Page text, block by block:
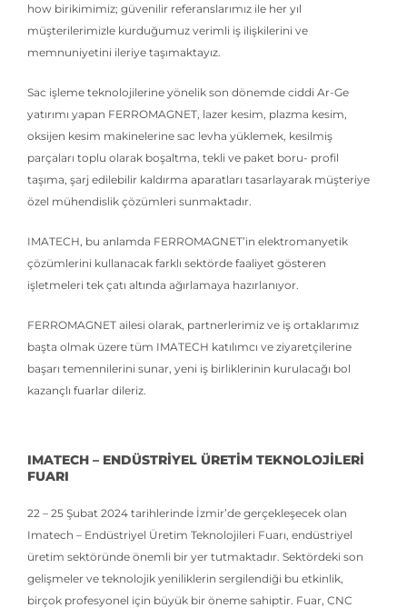
how birikimimiz; güvenilir referanslarımız ile her yıl
müşterilerimizle kurduğumuz verimli iş ilişkilerini ve
memnuniyetini ileriye taşımaktayız.
Sac işleme teknolojilerine yönelik son dönemde ciddi Ar-Ge
yatırımı yapan FERROMAGNET, lazer kesim, plazma kesim,
oksijen kesim makinelerine sac levha yüklemek, kesilmiş
parçaları toplu olarak boşaltma, tekli ve paket boru- profil
taşıma, şarj edilebilir kaldırma aparatları tasarlayarak müşteriye
özel mühendislik çözümleri sunmaktadır.
IMATECH, bu anlamda FERROMAGNET’in elektromanyetik
çözümlerini kullanacak farklı sektörde faaliyet gösteren
işletmeleri tek çatı altında ağırlamaya hazırlanıyor.
FERROMAGNET ailesi olarak, partnerlerimiz ve iş ortaklarımız
başta olmak üzere tüm IMATECH katılımcı ve ziyaretçilerine
başarı temennilerini sunar, yeni iş birliklerinin kurulacağı bol
kazançlı fuarlar dileriz.
IMATECH – ENDÜSTRİYEL ÜRETİM TEKNOLOJİLERİ
FUARI
22 – 25 Şubat 2024 tarihlerinde İzmir’de gerçekleşecek olan
Imatech – Endüstriyel Üretim Teknolojileri Fuarı, endüstriyel
üretim sektöründe önemli bir yer tutmaktadır. Sektördeki son
gelişmeler ve teknolojik yeniliklerin sergilendiği bu etkinlik,
birçok profesyonel için büyük bir öneme sahiptir. Fuar, CNC